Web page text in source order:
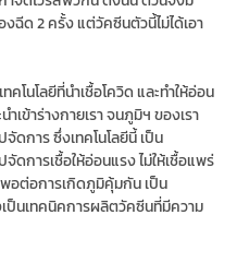
ฉีด 2 ครั้ง แต่วัคซีนตัวนี้ไม่ได้เอา
ทคโนโลยีที่นำเชื้อโควิด และทำให้อ่อน
เข้าร่างกายเรา จนภูมิฯ ของเรา
จัดการ ซึ่งเทคโนโลยีนี้ เป็น
จัดการเชื้อให้อ่อนแรง ไม่ให้เชื้อแพร่
อต่อการเกิดภูมิคุ้มกัน เป็น
ป็นเทคนิคการผลิตวัคซีนที่มีความ